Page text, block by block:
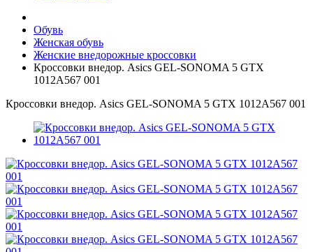
Обувь
Женская обувь
Женские внедорожные кроссовки
Кроссовки внедор. Asics GEL-SONOMA 5 GTX
1012A567 001
Кроссовки внедор. Asics GEL-SONOMA 5 GTX 1012A567 001